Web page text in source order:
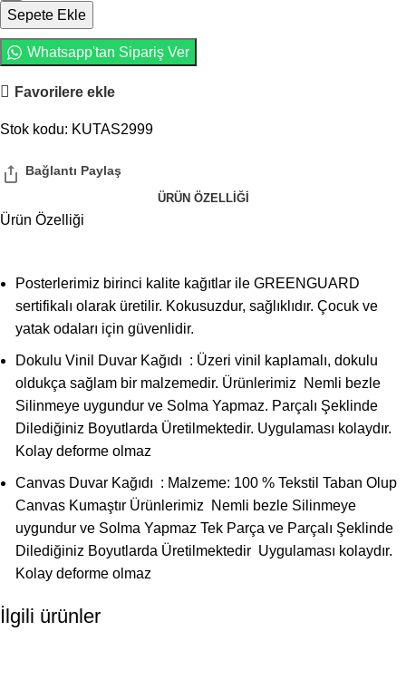
Sepete Ekle
Whatsapp'tan Sipariş Ver
Favorilere ekle
Stok kodu: KUTAS2999
ÜRÜN ÖZELLIĞI
Ürün Özelliği
Posterlerimiz birinci kalite kağıtlar ile GREENGUARD
sertifikalı olarak üretilir. Kokusuzdur, sağlıklıdır. Çocuk ve
yatak odaları için güvenlidir.
Dokulu Vinil Duvar Kağıdı : Üzeri vinil kaplamalı, dokulu
oldukça sağlam bir malzemedir. Ürünlerimiz Nemli bezle
Silinmeye uygundur ve Solma Yapmaz. Parçalı Şeklinde
Dilediğiniz Boyutlarda Üretilmektedir. Uygulaması kolaydır.
Kolay deforme olmaz
Canvas Duvar Kağıdı : Malzeme: 100 % Tekstil Taban Olup
Canvas Kumaştır Ürünlerimiz Nemli bezle Silinmeye
uygundur ve Solma Yapmaz Tek Parça ve Parçalı Şeklinde
Dilediğiniz Boyutlarda Üretilmektedir Uygulaması kolaydır.
Kolay deforme olmaz
İlgili ürünler